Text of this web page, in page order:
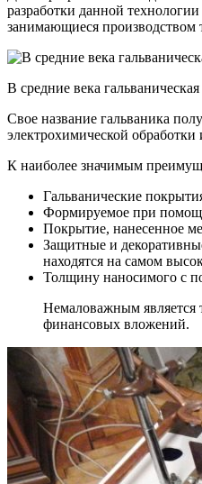
разработки данной
занимающиеся производством
В средние века
Свое название гальваника
электрохимической
К наиболее значимым
Гальванические
Формируемое при
Покрытие, нанесенное
Защитные и
находятся на самом
Толщину наносимого с
Немаловажным является
финансовых вложений.